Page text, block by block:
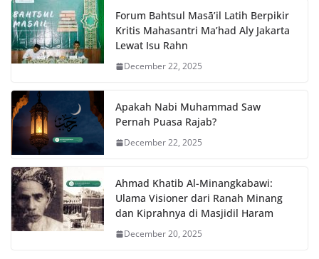
Forum Bahtsul Masā’il Latih Berpikir
Kritis Mahasantri Ma’had Aly Jakarta
Lewat Isu Rahn
December 22, 2025
Apakah Nabi Muhammad Saw
Pernah Puasa Rajab?
December 22, 2025
Ahmad Khatib Al-Minangkabawi:
Ulama Visioner dari Ranah Minang
dan Kiprahnya di Masjidil Haram
December 20, 2025